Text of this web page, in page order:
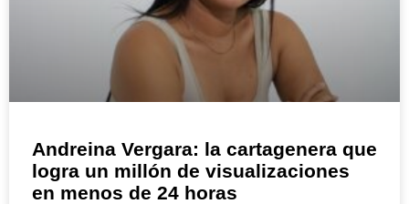
Andreina Vergara: la cartagenera que
logra un millón de visualizaciones
en menos de 24 horas